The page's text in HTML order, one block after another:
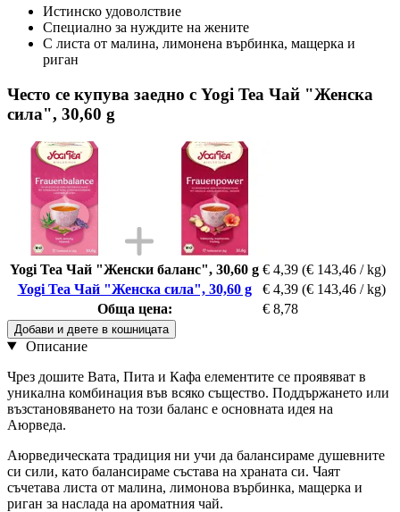
Истинско удоволствие
Специално за нуждите на жените
С листа от малина, лимонена върбинка, мащерка и
риган
Често се купува заедно с Yogi Tea Чай "Женска
сила", 30,60 g
Yogi Tea Чай "Женски баланс", 30,60 g € 4,39 (€ 143,46 / kg)
Yogi Tea Чай "Женска сила", 30,60 g
€ 4,39 (€ 143,46 / kg)
Обща цена:
€ 8,78
Добави и двете в кошницата
Описание
Чрез дошите Вата, Пита и Кафа елементите се проявяват в
уникална комбинация във всяко същество. Поддържането или
възстановяването на този баланс е основната идея на
Аюрведа.
Аюрведическата традиция ни учи да балансираме душевните
си сили, като балансираме състава на храната си. Чаят
съчетава листа от малина, лимонова върбинка, мащерка и
риган за наслада на ароматния чай.